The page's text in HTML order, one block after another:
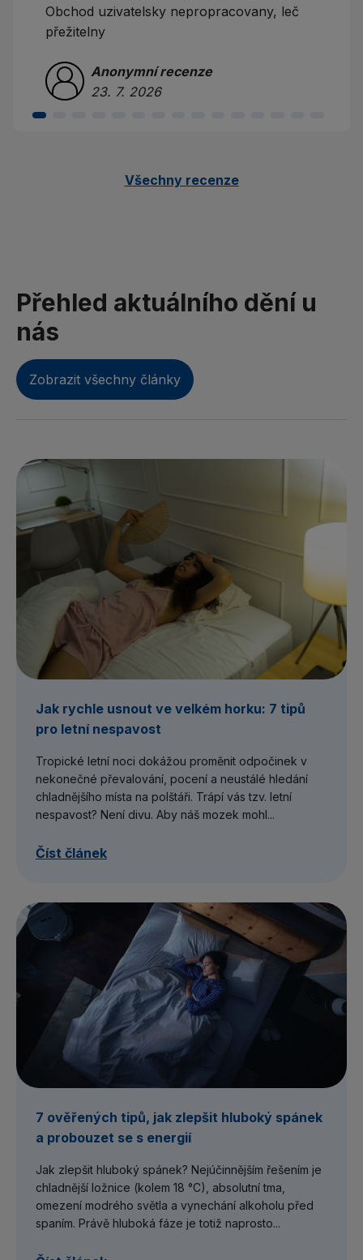
Obchod uzivatelsky nepropracovany, leč
přežitelny
Anonymní recenze
23. 7. 2026
Všechny recenze
Přehled aktuálního dění u
nás
Zobrazit všechny články
Jak rychle usnout ve velkém horku: 7 tipů
pro letní nespavost
Tropické letní noci dokážou proměnit odpočinek v
nekonečné převalování, pocení a neustálé hledání
chladnějšího místa na polštáři. Trápí vás tzv. letní
nespavost? Není divu. Aby náš mozek mohl...
Číst článek
7 ověřených tipů, jak zlepšit hluboký spánek
a probouzet se s energií
Jak zlepšit hluboký spánek? Nejúčinnějším řešením je
chladnější ložnice (kolem 18 °C), absolutní tma,
omezení modrého světla a vynechání alkoholu před
spaním. Právě hluboká fáze je totiž naprosto...